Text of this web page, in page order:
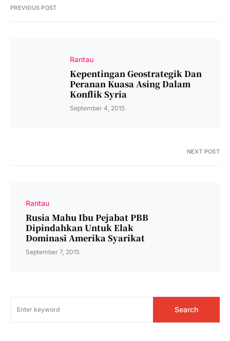
PREVIOUS POST
Rantau
Kepentingan Geostrategik Dan
Peranan Kuasa Asing Dalam
Konflik Syria
September 4, 2015
NEXT POST
Rantau
Rusia Mahu Ibu Pejabat PBB
Dipindahkan Untuk Elak
Dominasi Amerika Syarikat
September 7, 2015
Search